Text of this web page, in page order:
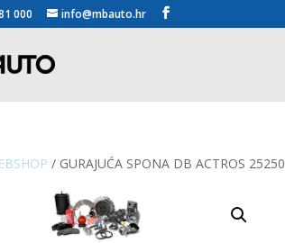
000 info@mbauto.hr
/ GURAJUĆA SPONA DB ACTROS 25250